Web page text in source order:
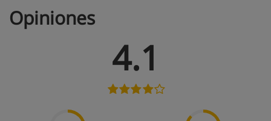
Opiniones
4.1